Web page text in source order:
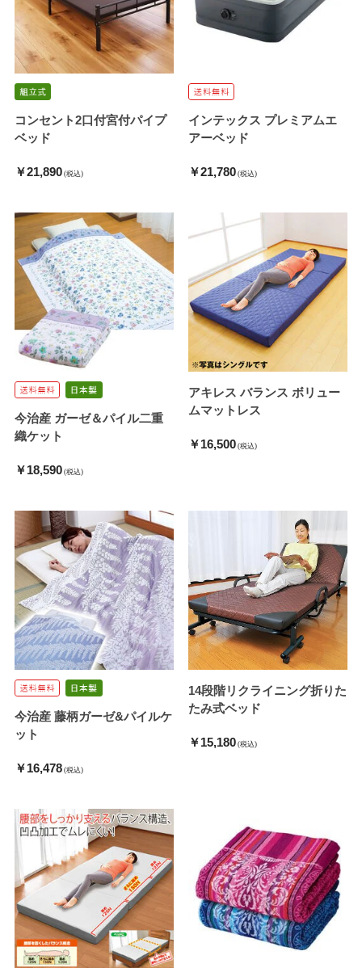
コンセント2口付宮付パイプ
ベッド
￥21,890 (税込)
インテックス プレミアムエ
アーベッド
￥21,780 (税込)
今治産 ガーゼ＆パイル二重
織ケット
￥18,590 (税込)
アキレス バランス ボリュー
ムマットレス
￥16,500 (税込)
今治産 藤柄ガーゼ&パイルケ
ット
￥16,478 (税込)
14段階リクライニング折りた
たみ式ベッド
￥15,180 (税込)